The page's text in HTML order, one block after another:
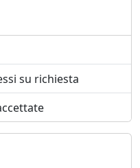
su richiesta